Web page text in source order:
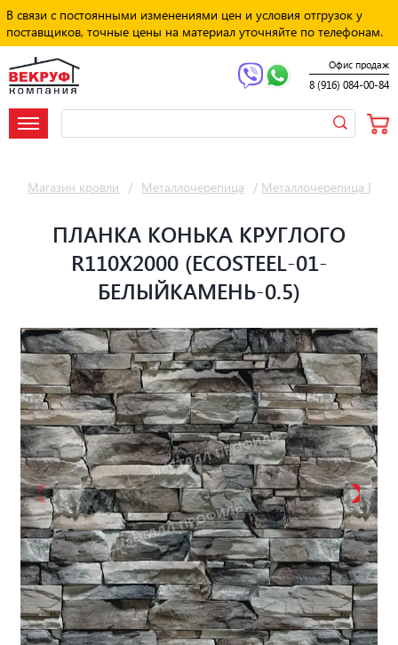
В связи с постоянными изменениями цен и условия отгрузок у
поставщиков, точные цены на материал уточняйте по телефонам.
Офис продаж
8 (916) 084-00-84
Магазин кровли / Металлочерепица / Металлочерепица
ПЛАНКА КОНЬКА КРУГЛОГО
R110Х2000 (ECOSTEEL-01-
БЕЛЫЙКАМЕНЬ-0.5)